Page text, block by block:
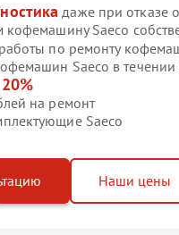
даже при отказе
кофемашину Saeco
по ремонту
Saeco в течении
20%
на ремонт
Saeco
Наши цены